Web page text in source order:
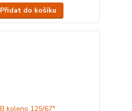
Přidat do košíku